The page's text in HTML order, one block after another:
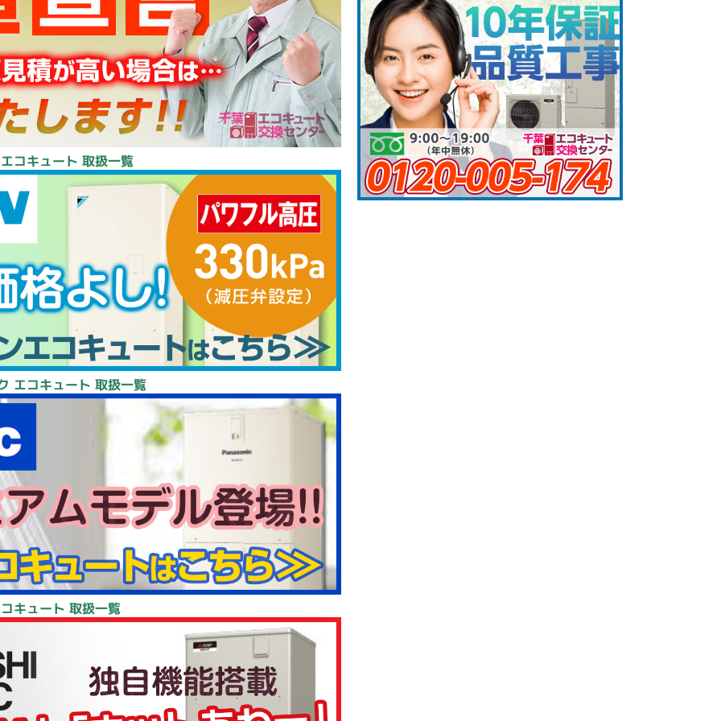
コキュート 取扱一覧
エコキュート 取扱一覧
キュート 取扱一覧